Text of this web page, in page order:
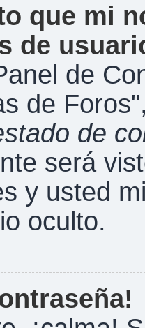
que mi
de
de
de
de
será
y usted
oculto.